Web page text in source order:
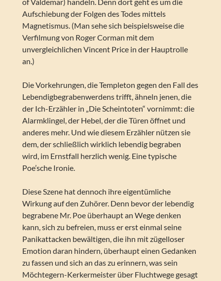
Aufschiebung der Folgen des Todes mittels
Magnetismus. (Man sehe sich beispielsweise die
Verfilmung von Roger Corman mit dem
unvergleichlichen Vincent Price in der Hauptrolle
an.)
Die Vorkehrungen, die Templeton gegen den Fall des
Lebendigbegrabenwerdens trifft, ähneln jenen, die
der Ich-Erzähler in „Die Scheintoten“ vornimmt: die
Alarmklingel, der Hebel, der die Türen öffnet und
anderes mehr. Und wie diesem Erzähler nützen sie
dem, der schließlich wirklich lebendig begraben
wird, im Ernstfall herzlich wenig. Eine typische
Poe’sche Ironie.
Diese Szene hat dennoch ihre eigentümliche
Wirkung auf den Zuhörer. Denn bevor der lebendig
begrabene Mr. Poe überhaupt an Wege denken
kann, sich zu befreien, muss er erst einmal seine
Panikattacken bewältigen, die ihn mit zügelloser
Emotion daran hindern, überhaupt einen Gedanken
zu fassen und sich an das zu erinnern, was sein
Möchtegern-Kerkermeister über Fluchtwege gesagt